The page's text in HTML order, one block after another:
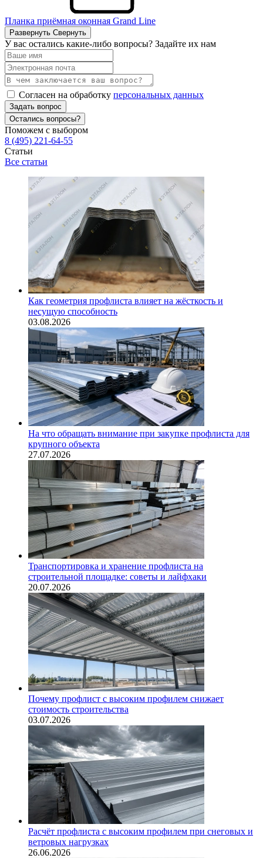
Планка приёмная оконная Grand Line
Развернуть Свернуть
У вас остались какие-либо вопросы? Задайте их нам
Согласен на обработку персональных данных
Задать вопрос
Остались вопросы?
Поможем с выбором
8 (495) 221-64-55
Статьи
Все статьи
Как геометрия профлиста влияет на жёсткость и
несущую способность
03.08.2026
На что обращать внимание при закупке профлиста для
крупного объекта
27.07.2026
Транспортировка и хранение профлиста на
строительной площадке: советы и лайфхаки
20.07.2026
Почему профлист с высоким профилем снижает
стоимость строительства
03.07.2026
Расчёт профлиста с высоким профилем при снеговых и
ветровых нагрузках
26.06.2026